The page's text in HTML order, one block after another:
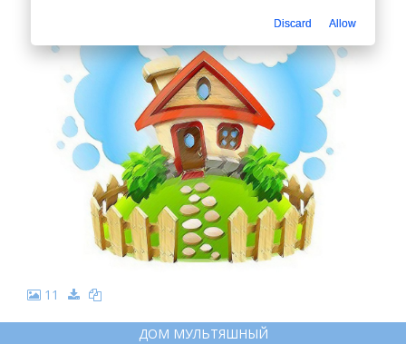
11
ДОМ МУЛЬТЯШНЫЙ
Discard Allow